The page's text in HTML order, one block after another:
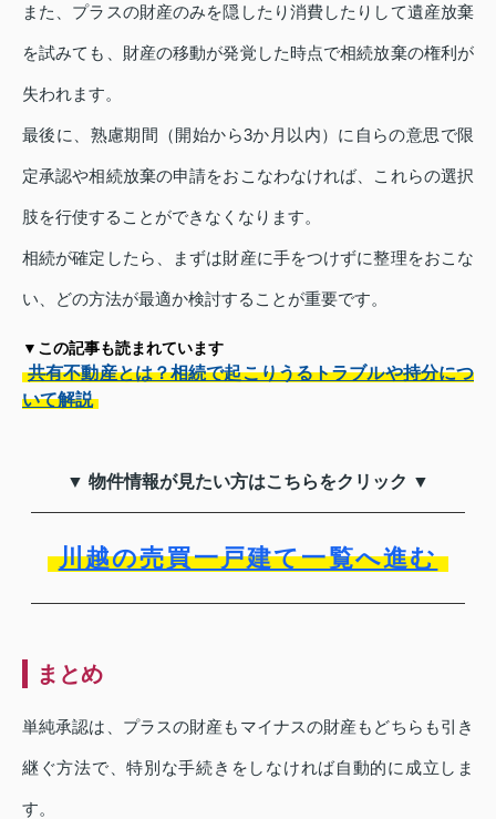
また、プラスの財産のみを隠したり消費したりして遺産放棄
を試みても、財産の移動が発覚した時点で相続放棄の権利が
失われます。
最後に、熟慮期間（開始から3か月以内）に自らの意思で限
定承認や相続放棄の申請をおこなわなければ、これらの選択
肢を行使することができなくなります。
相続が確定したら、まずは財産に手をつけずに整理をおこな
い、どの方法が最適か検討することが重要です。
▼この記事も読まれています
共有不動産とは？相続で起こりうるトラブルや持分につ
いて解説
▼ 物件情報が見たい方はこちらをクリック ▼
川越の売買一戸建て一覧へ進む
まとめ
単純承認は、プラスの財産もマイナスの財産もどちらも引き
継ぐ方法で、特別な手続きをしなければ自動的に成立しま
す。